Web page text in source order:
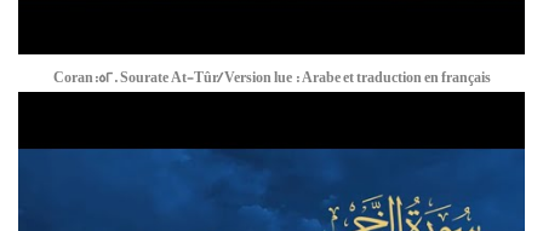
Coran:52. Sourate At-Tûr/ Version lue : Arabe et traduction en français